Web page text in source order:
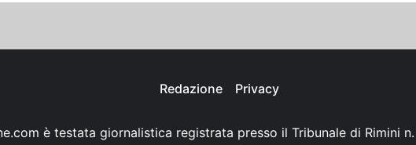
Redazione Privacy
è testata giornalistica registrata presso il Tribunale di Rimini